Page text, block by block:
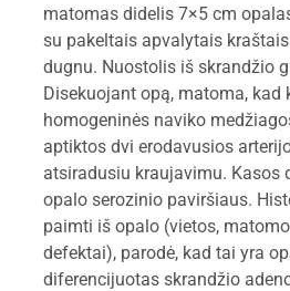
matomas didelis 7×5 cm
su pakeltais apvalytais
dugnu. Nuostolis iš skrandžio
Disekuojant opą, matoma,
homogeninės naviko
aptiktos dvi erodavusios
atsiradusiu kraujavimu. Kasos
opalo serozinio paviršiaus.
paimti iš opalo (vietos,
defektai), parodė, kad tai yra
diferencijuotas skrandžio